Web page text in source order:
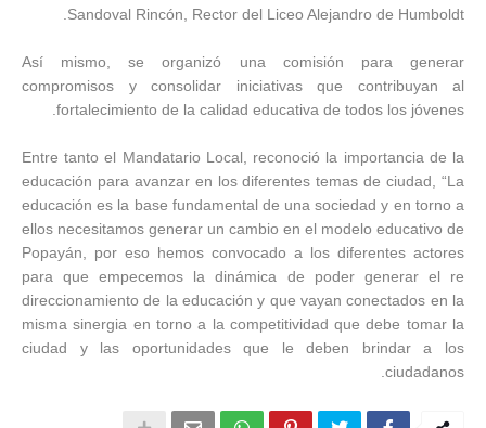
Sandoval Rincón, Rector del Liceo Alejandro de Humboldt.
Así mismo, se organizó una comisión para generar
compromisos y consolidar iniciativas que contribuyan al
fortalecimiento de la calidad educativa de todos los jóvenes.
Entre tanto el Mandatario Local, reconoció la importancia de la
educación para avanzar en los diferentes temas de ciudad, “La
educación es la base fundamental de una sociedad y en torno a
ellos necesitamos generar un cambio en el modelo educativo de
Popayán, por eso hemos convocado a los diferentes actores
para que empecemos la dinámica de poder generar el re
direccionamiento de la educación y que vayan conectados en la
misma sinergia en torno a la competitividad que debe tomar la
ciudad y las oportunidades que le deben brindar a los
ciudadanos.